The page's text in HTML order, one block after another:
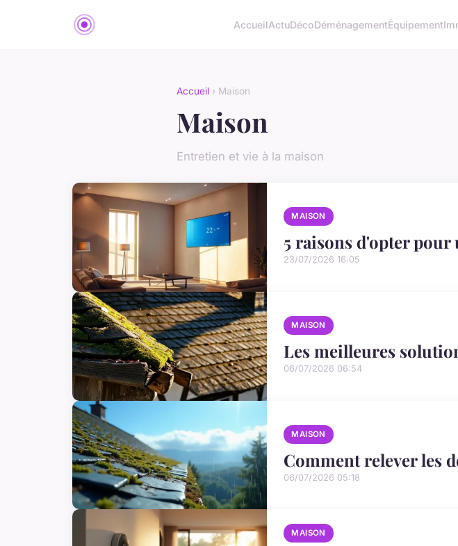
AccueilActuDécoDéménagementÉquipement
Accueil › Maison
Maison
Entretien et vie à la maison
MAISON
5 raisons d'opter
23/07/2026 16:05
MAISON
Les meilleures
06/07/2026 06:54
MAISON
Comment relever les
06/07/2026 05:18
MAISON